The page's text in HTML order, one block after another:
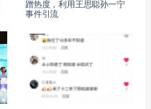
蹭热度，利用王思聪孙一宁
事件引流